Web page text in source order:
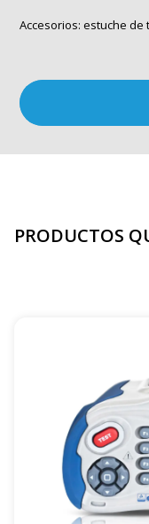
Accesorios: estuche
PRODUCTOS